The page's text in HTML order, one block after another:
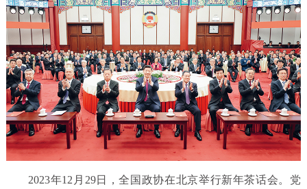
2023年12月29日，全国政协在北京举行新年茶话会。党